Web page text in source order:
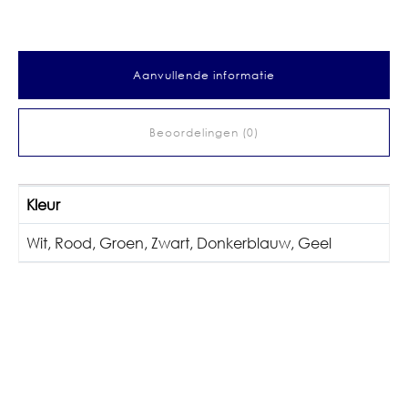
Aanvullende informatie
Beoordelingen (0)
Kleur
Wit, Rood, Groen, Zwart, Donkerblauw, Geel